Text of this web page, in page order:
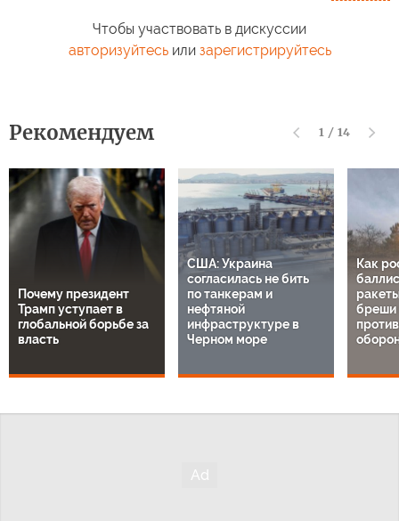
Чтобы участвовать в дискуссии
авторизуйтесьили зарегистрируйтесь
Рекомендуем 1 / 14
Почему президент
Трамп уступает в
глобальной борьбе за
власть
США: Украина
согласилась не бить
по танкерам и
нефтяной
инфраструктуре в
Черном море
Как
бреши